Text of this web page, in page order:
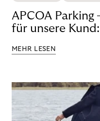
APCOA Parking
für unsere
MEHR LESEN